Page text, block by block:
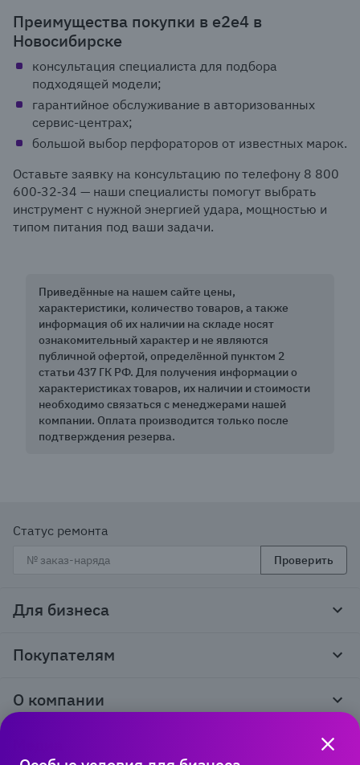
Преимущества покупки в e2e4 в
Новосибирске
консультация специалиста для подбора
подходящей модели;
гарантийное обслуживание в авторизованных
сервис-центрах;
большой выбор перфораторов от известных марок.
Оставьте заявку на консультацию по телефону 8 800
600‑32‑34 — наши специалисты помогут выбрать
инструмент с нужной энергией удара, мощностью и
типом питания под ваши задачи.
Приведённые на нашем сайте цены,
характеристики, количество товаров, а также
информация об их наличии на складе носят
ознакомительный характер и не являются
публичной офертой, определённой пунктом 2
статьи 437 ГК РФ. Для получения информации о
характеристиках товаров, их наличии и стоимости
необходимо связаться с менеджерами нашей
компании. Оплата производится только после
подтверждения резерва.
Статус ремонта
Проверить
Для бизнеса
Тендеры и гос закупки
Покупателям
Пункты выдачи
Гарантия и возврат
О компании